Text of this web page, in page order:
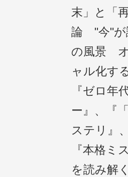
末」と「
論 "今"が
の風景 オ
ャル化す
『ゼロ年
ー』、『
ステリ』
『本格
を読み解